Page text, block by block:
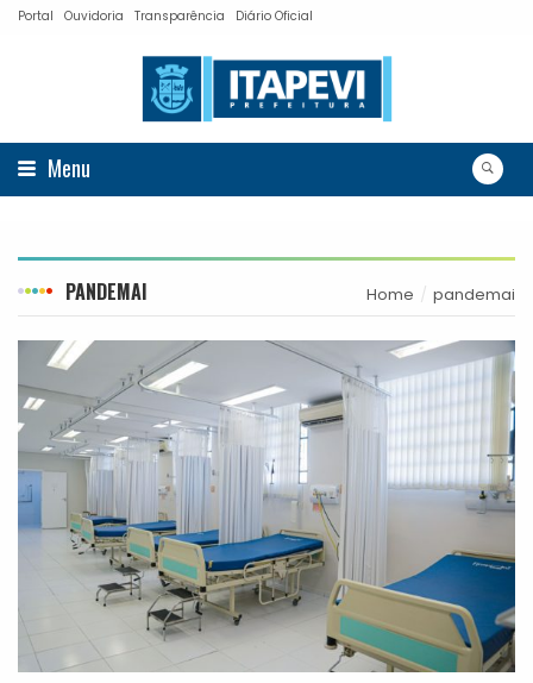
Portal Ouvidoria Transparência Diário Oficial
Menu
PANDEMAI Home pandemai